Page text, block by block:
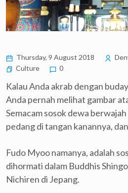
Thursday, 9 August 2018
Culture
0
Kalau Anda akrab dengan
Anda pernah melihat gambar
Semacam sosok dewa
pedang di tangan kanannya,
Fudo Myoo namanya, adalah
dihormati dalam Buddhis
Nichiren di Jepang.